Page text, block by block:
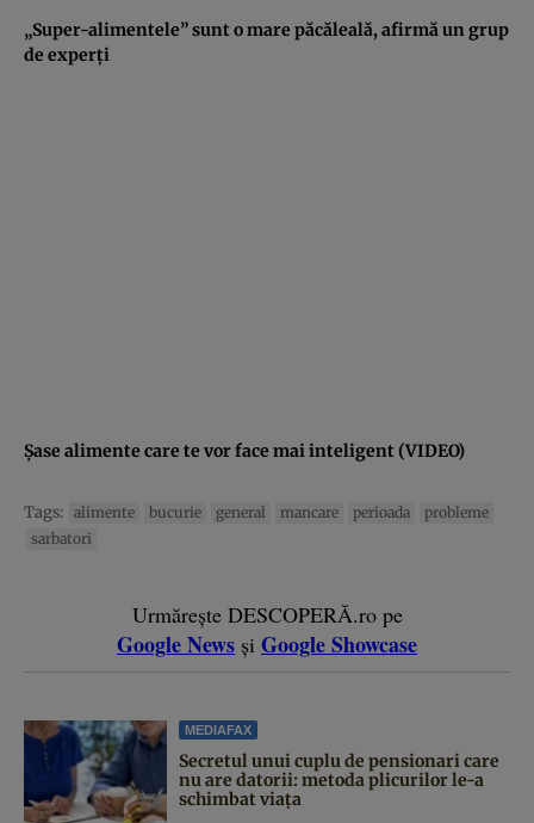
„Super-alimentele” sunt o mare păcăleală, afirmă un grup
de experţi
Şase alimente care te vor face mai inteligent (VIDEO)
Tags: alimente bucurie general mancare perioada
probleme
sarbatori
Urmărește DESCOPERĂ.ro pe
Google News și Google Showcase
MEDIAFAX
Secretul unui cuplu de pensionari care
nu are datorii: metoda plicurilor le-a
schimbat viața